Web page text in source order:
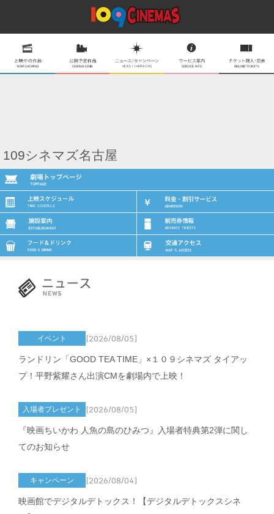
109シネマズ名古屋
イベント [2026/08/05]
ランドリン「GOOD TEA TIME」×１０９シネマズ タイアッ
プ！平野紫耀さん出演CMを劇場内で上映！
入場者プレゼント [2026/08/05]
『映画ちいかわ 人魚の島のひみつ』入場者特典第2弾に関し
てのお知らせ
キャンペーン [2026/08/04]
映画館でデジタルデトックス！【デジタルデトックスシネ